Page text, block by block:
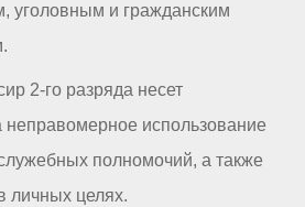
уголовным и гражданским
2-го разряда несет
неправомерное использование
полномочий, а также
личных целях.